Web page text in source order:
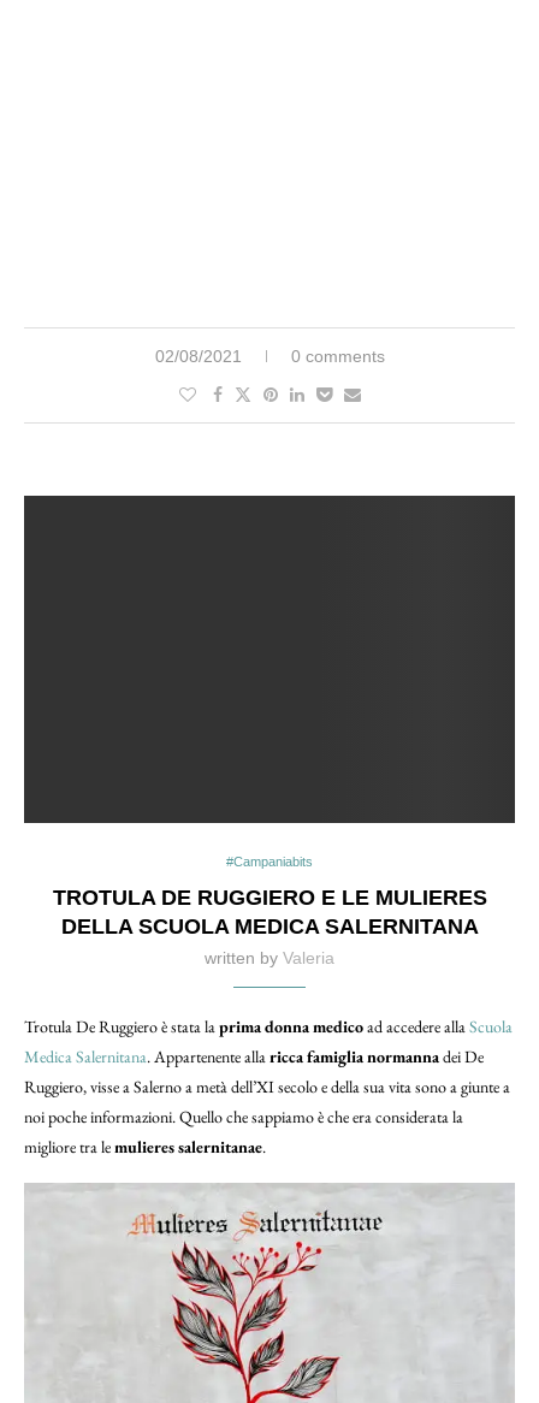
02/08/2021 0 comments
#Campaniabits
TROTULA DE RUGGIERO E LE MULIERES
DELLA SCUOLA MEDICA SALERNITANA
written by Valeria
Trotula De Ruggiero è stata laprima donna medicoad accedere allaScuola
Medica Salernitana. Appartenente allaricca famiglia normannadei De
Ruggiero, visse a Salerno a metà dell’XI secolo e della sua vita sono a giunte a
noi poche informazioni. Quello che sappiamo è che era considerata la
migliore tra lemulieres salernitanae.